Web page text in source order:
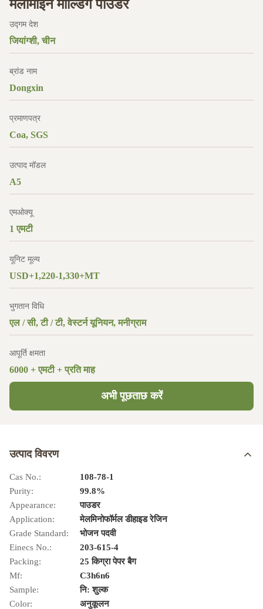
मेलामाइन मोल्डिंग पाउडर
उद्गम देश
जियांग्शी, चीन
ब्रांड नाम
Dongxin
प्रमाणपत्र
Coa, SGS
उत्पाद मॉडल
A5
एमओक्यू
1 एमटी
यूनिट मूल्य
USD+1,220-1,330+MT
भुगतान विधि
एल / सी, टी / टी, वेस्टर्न यूनियन, मनीग्राम
आपूर्ति क्षमता
6000 + एमटी + प्रति माह
अभी पूछताछ करें
उत्पाद विवरण
Cas No.:
108-78-1
Purity:
99.8%
Appearance:
पाउडर
Application:
मेलमिनोफॉर्मल डीहाइड रेजिन
Grade Standard:
भोजन पदवी
Einecs No.:
203-615-4
Packing:
25 किग्रा पेपर बैग
Mf:
C3h6n6
Sample:
नि: शुल्क
Color:
अनुकूलन